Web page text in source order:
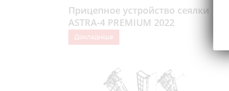
Прицепное устройство сеялки
ASTRA-4 PREMIUM 2022
Докладніше